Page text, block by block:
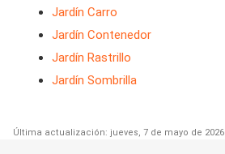
Jardín Carro
Jardín Contenedor
Jardín Rastrillo
Jardín Sombrilla
Última actualización: jueves, 7 de mayo de 2026